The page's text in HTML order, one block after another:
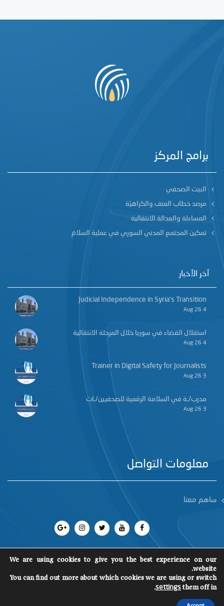
برامج المركز
البيت الصحفي
مرصد خطاب العنف والكراهيّة
المساءلة والعدالة الانتقالية
تمكين المجتمع المدني السوري في عملية السلام
آخر الأخبار
Judicial Independence in Syria’s Transition
4 Aug 26
استقلال القضاء في سوريا خلال المرحلة الانتقالية
4 Aug 26
Trainer in Digital Safety for Journalists
3 Aug 26
مدرب/ـة في السلامة الرقمية للصحفيين/ـات
3 Aug 26
معلومات التواصل
ساهم معنا
جميع الحقوق محفوظة 2018 SCM
©
We are using cookies to give you the best experience on our
website.
You can find out more about which cookies we are using or switch
them off in
settings
.